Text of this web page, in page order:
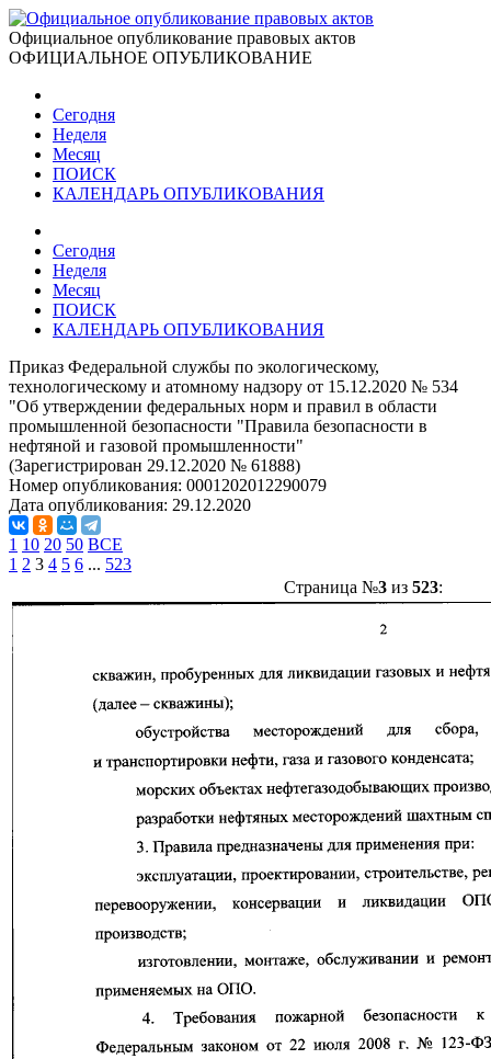
Официальное опубликование правовых актов
ОФИЦИАЛЬНОЕ ОПУБЛИКОВАНИЕ
Сегодня
Неделя
Месяц
ПОИСК
КАЛЕНДАРЬ ОПУБЛИКОВАНИЯ
Сегодня
Неделя
Месяц
ПОИСК
КАЛЕНДАРЬ ОПУБЛИКОВАНИЯ
Приказ Федеральной службы по экологическому,
технологическому и атомному надзору от 15.12.2020 № 534
"Об утверждении федеральных норм и правил в области
промышленной безопасности "Правила безопасности в
нефтяной и газовой промышленности"
(Зарегистрирован 29.12.2020 № 61888)
Номер опубликования: 0001202012290079
Дата опубликования: 29.12.2020
1 10 20 50 ВСЕ
1 2 3 4 5 6 ... 523
Страница №3из 523: